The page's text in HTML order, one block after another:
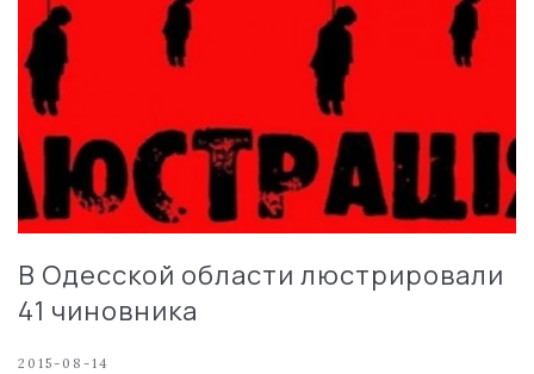
В Одесской области люстрировали
41 чиновника
2015-08-14